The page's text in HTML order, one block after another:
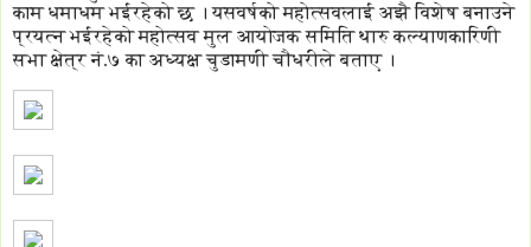
काम धमाधम भईरहेको छ । यसवर्षको महोत्सवलाई अझै विशेष बनाउने
प्रयत्न भईरहेको महोत्सव मुल आयोजक समिति थारु कल्याणकारिणी
सभा क्षेत्र नं.७ का अध्यक्ष चुडामणी चौधरीले बताए ।